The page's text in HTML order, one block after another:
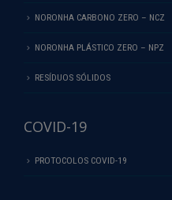
NORONHA CARBONO ZERO – NCZ
NORONHA PLÁSTICO ZERO – NPZ
RESÍDUOS SÓLIDOS
COVID-19
PROTOCOLOS COVID-19